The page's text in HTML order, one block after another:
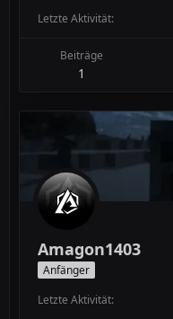
Letzte Aktivität
Beiträge
1
Amagon1403
Anfänger
Letzte Aktivität